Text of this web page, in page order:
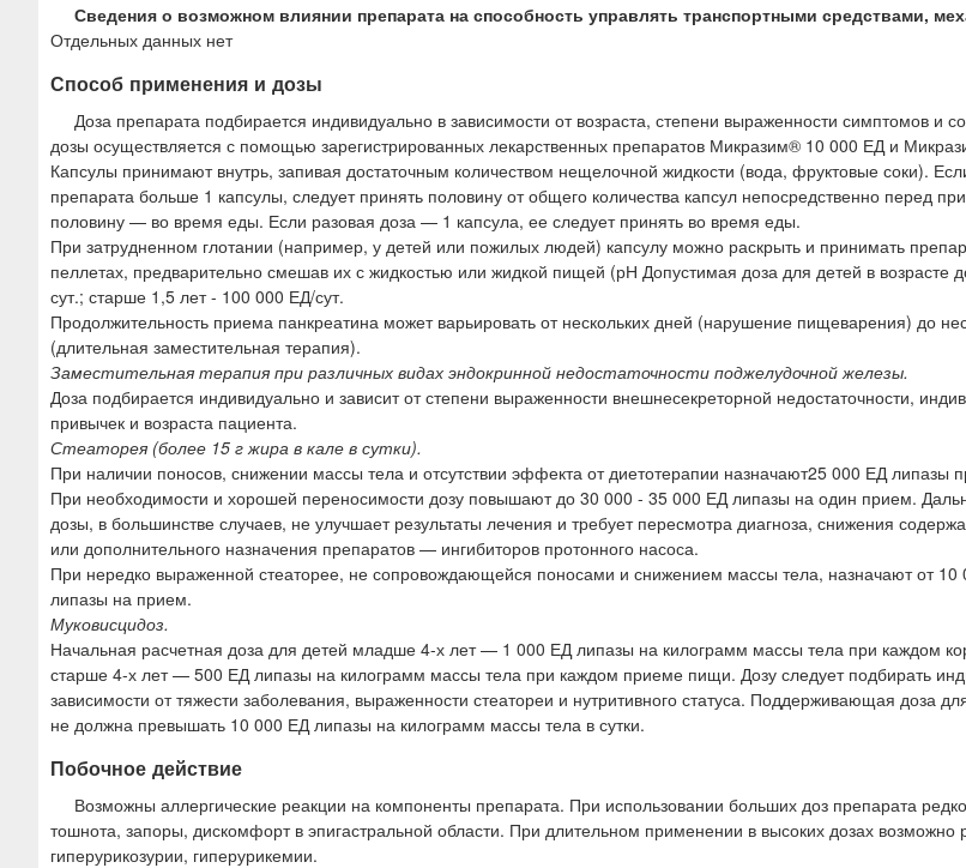
Сведения о возможном влиянии препарата на способность управлять транспортными средствами,
Отдельных данных нет
Способ применения и дозы
Доза препарата подбирается индивидуально в зависимости от возраста, степени выраженности симптомов и
дозы осуществляется с помощью зарегистрированных лекарственных препаратов Микразим® 10 000 ЕД и
Капсулы принимают внутрь, запивая достаточным количеством нещелочной жидкости (вода, фруктовые соки).
препарата больше 1 капсулы, следует принять половину от общего количества капсул непосредственно перед
половину — во время еды. Если разовая доза — 1 капсула, ее следует принять во время еды.
При затрудненном глотании (например, у детей или пожилых людей) капсулу можно раскрыть и принимать
пеллетах, предварительно смешав их с жидкостью или жидкой пищей (рН Допустимая доза для детей в возрасте
сут.; старше 1,5 лет - 100 000 ЕД/сут.
Продолжительность приема панкреатина может варьировать от нескольких дней (нарушение пищеварения) до
(длительная заместительная терапия).
Заместительная терапия при различных видах эндокринной недостаточности поджелудочной железы.
Доза подбирается индивидуально и зависит от степени выраженности внешнесекреторной недостаточности,
привычек и возраста пациента.
Стеаторея (более 15 г жира в кале в сутки).
При наличии поносов, снижении массы тела и отсутствии эффекта от диетотерапии назначают25 000 ЕД
При необходимости и хорошей переносимости дозу повышают до 30 000 - 35 000 ЕД липазы на один прием.
дозы, в большинстве случаев, не улучшает результаты лечения и требует пересмотра диагноза, снижения
или дополнительного назначения препаратов — ингибиторов протонного насоса.
При нередко выраженной стеаторее, не сопровождающейся поносами и снижением массы тела, назначают от
липазы на прием.
Муковисцидоз.
Начальная расчетная доза для детей младше 4-х лет — 1 000 ЕД липазы на килограмм массы тела при каждом
старше 4-х лет — 500 ЕД липазы на килограмм массы тела при каждом приеме пищи. Дозу следует подбирать
зависимости от тяжести заболевания, выраженности стеатореи и нутритивного статуса. Поддерживающая доза
не должна превышать 10 000 ЕД липазы на килограмм массы тела в сутки.
Побочное действие
Возможны аллергические реакции на компоненты препарата. При использовании больших доз препарата
тошнота, запоры, дискомфорт в эпигастральной области. При длительном применении в высоких дозах возможно
гиперурикозурии, гиперурикемии.